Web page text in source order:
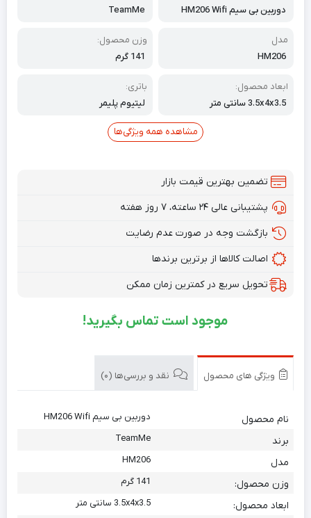
دوربین بی سیم HM206 Wifi
TeamMe
مدل
HM206
وزن محصول:
141 گرم
ابعاد محصول:
3.5x4x3.5 سانتی متر
باتری:
لیتیوم پلیمر
مشاهده همه ویژگی‌ها
تضمین بهترین قیمت بازار
پشتیبانی عالی ۲۴ ساعته، ۷ روز هفته
بازگشت وجه در صورت عدم رضایت
اصالت کالاها از برترین برندها
تحویل سریع در کمترین زمان ممکن
موجود است تماس بگیرید!
ویژگی های محصول نقد و بررسی‌ها (0)
نام محصول دوربین بی سیم HM206 Wifi
برند TeamMe
مدل HM206
وزن محصول: 141 گرم
ابعاد محصول: 3.5x4x3.5 سانتی متر